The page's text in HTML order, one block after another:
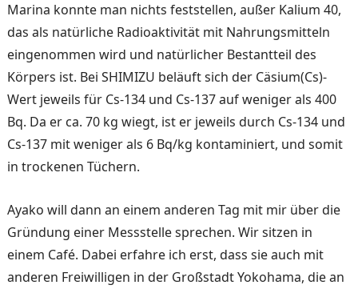
Marina konnte man nichts feststellen, außer Kalium 40,
das als natürliche Radioaktivität mit Nahrungsmitteln
eingenommen wird und natürlicher Bestantteil des
Körpers ist. Bei SHIMIZU beläuft sich der Cäsium(Cs)-
Wert jeweils für Cs-134 und Cs-137 auf weniger als 400
Bq. Da er ca. 70 kg wiegt, ist er jeweils durch Cs-134 und
Cs-137 mit weniger als 6 Bq/kg kontaminiert, und somit
in trockenen Tüchern.
Ayako will dann an einem anderen Tag mit mir über die
Gründung einer Messstelle sprechen. Wir sitzen in
einem Café. Dabei erfahre ich erst, dass sie auch mit
anderen Freiwilligen in der Großstadt Yokohama, die an